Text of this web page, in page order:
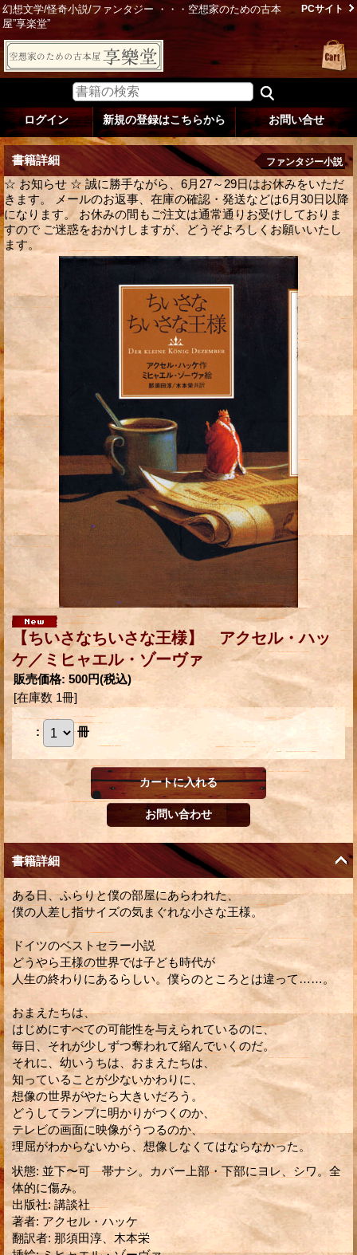
幻想文学/怪奇小説/ファンタジー ・・・空想家のための古本
屋”享楽堂”
PCサイト
ログイン 新規の登録はこちらから お問い合せ
書籍詳細 ファンタジー小説
☆ お知らせ ☆ 誠に勝手ながら、6月27～29日はお休みをいただ
きます。 メールのお返事、在庫の確認・発送などは6月30日以降
になります。 お休みの間もご注文は通常通りお受けしておりま
すので ご迷惑をおかけしますが、どうぞよろしくお願いいたし
ます。
【ちいさなちいさな王様】 アクセル・ハッ
ケ／ミヒャエル・ゾーヴァ
販売価格: 500円(税込)
[在庫数 1冊]
: 冊
書籍詳細
ある日、ふらりと僕の部屋にあらわれた、
僕の人差し指サイズの気まぐれな小さな王様。
ドイツのベストセラー小説
どうやら王様の世界では子ども時代が
人生の終わりにあるらしい。僕らのところとは違って……。
おまえたちは、
はじめにすべての可能性を与えられているのに、
毎日、それが少しずつ奪われて縮んでいくのだ。
それに、幼いうちは、おまえたちは、
知っていることが少ないかわりに、
想像の世界がやたら大きいだろう。
どうしてランプに明かりがつくのか、
テレビの画面に映像がうつるのか、
理屈がわからないから、想像しなくてはならなかった。
状態: 並下〜可 帯ナシ。カバー上部・下部にヨレ、シワ。全
体的に傷み。
出版社: 講談社
著者: アクセル・ハッケ
翻訳者: 那須田淳、木本栄